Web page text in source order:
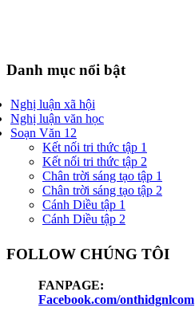
Danh mục nổi bật
Nghị luận xã hội
Nghị luận văn học
Soạn Văn 12
Kết nối tri thức tập 1
Kết nối tri thức tập 2
Chân trời sáng tạo tập 1
Chân trời sáng tạo tập 2
Cánh Diều tập 1
Cánh Diều tập 2
FOLLOW CHÚNG TÔI
FANPAGE:
Facebook.com/onthidgnlcom